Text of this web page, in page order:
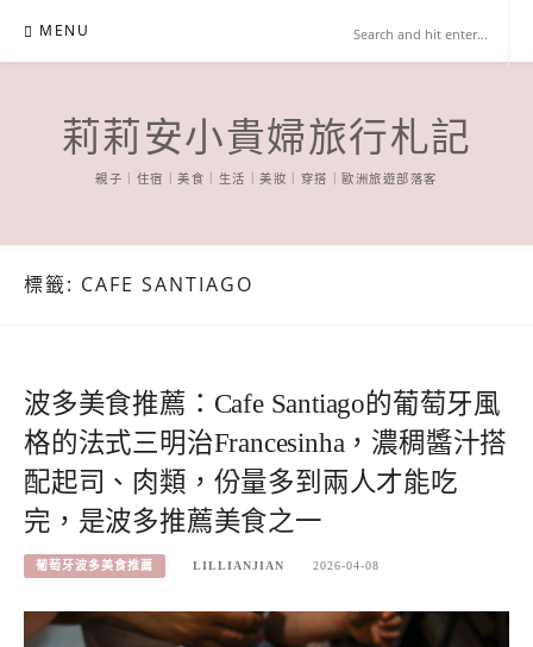
content
MENU
莉莉安小貴婦旅行札記
親子｜住宿｜美食｜生活｜美妝｜穿搭｜歐洲旅遊部落客
標籤: CAFE SANTIAGO
波多美食推薦：Cafe Santiago的葡萄牙風
格的法式三明治Francesinha，濃稠醬汁搭
配起司、肉類，份量多到兩人才能吃
完，是波多推薦美食之一
葡萄牙波多美食推薦 LILLIANJIAN 2026-04-08